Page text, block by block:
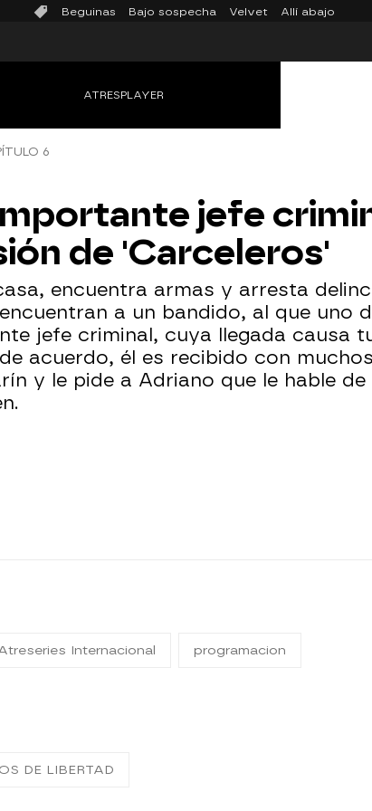
Beguinas Bajo sospecha Velvet Allí abajo
ATRESPLAYER
6
jefe
de 'Carceleros'
encuentra armas y arresta
a un bandido, al que uno
jefe criminal, cuya llegada causa
acuerdo, él es recibido con
y le pide a Adriano que le hable
Internacional programacion
DE LIBERTAD